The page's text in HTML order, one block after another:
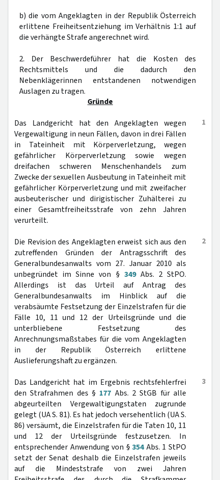
b) die vom Angeklagten in der Republik Österreich
erlittene Freiheitsentziehung im Verhältnis 1:1 auf
die verhängte Strafe angerechnet wird.
2. Der Beschwerdeführer hat die Kosten des
Rechtsmittels und die dadurch den
Nebenklägerinnen entstandenen notwendigen
Auslagen zu tragen.
Gründe
1
Das Landgericht hat den Angeklagten wegen
Vergewaltigung in neun Fällen, davon in drei Fällen
in Tateinheit mit Körperverletzung, wegen
gefährlicher Körperverletzung sowie wegen
dreifachen schweren Menschenhandels zum
Zwecke der sexuellen Ausbeutung in Tateinheit mit
gefährlicher Körperverletzung und mit zweifacher
ausbeuterischer und dirigistischer Zuhälterei zu
einer Gesamtfreiheitsstrafe von zehn Jahren
verurteilt.
2
Die Revision des Angeklagten erweist sich aus den
zutreffenden Gründen der Antragsschrift des
Generalbundesanwalts vom 27. Januar 2010 als
unbegründet im Sinne von § 349Abs. 2 StPO.
Allerdings ist das Urteil auf Antrag des
Generalbundesanwalts im Hinblick auf die
verabsäumte Festsetzung der Einzelstrafen für die
Fälle 10, 11 und 12 der Urteilsgründe und die
unterbliebene Festsetzung des
Anrechnungsmaßstabes für die vom Angeklagten
in der Republik Österreich erlittene
Auslieferungshaft zu ergänzen.
3
Das Landgericht hat im Ergebnis rechtsfehlerfrei
den Strafrahmen des § 177 Abs. 2 StGB für alle
abgeurteilten Vergewaltigungstaten zugrunde
gelegt (UA S. 81). Es hat jedoch versehentlich (UA S.
86) versäumt, die Einzelstrafen für die Taten 10, 11
und 12 der Urteilsgründe festzusetzen. In
entsprechender Anwendung von §354Abs. 1 StPO
setzt der Senat deshalb die Einzelstrafen jeweils
auf die Mindeststrafe von zwei Jahren